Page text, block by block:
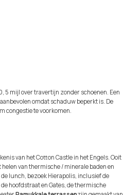
5 mijl over travertijn zonder schoenen. Een
omdat schaduw beperkt is. De
congestie te voorkomen.
van het Cotton Castle in het Engels. Ooit
helen van thermische / minerale baden en
lunch, bezoek Hierapolis, inclusief de
de hoofdstraat en Gates, de thermische